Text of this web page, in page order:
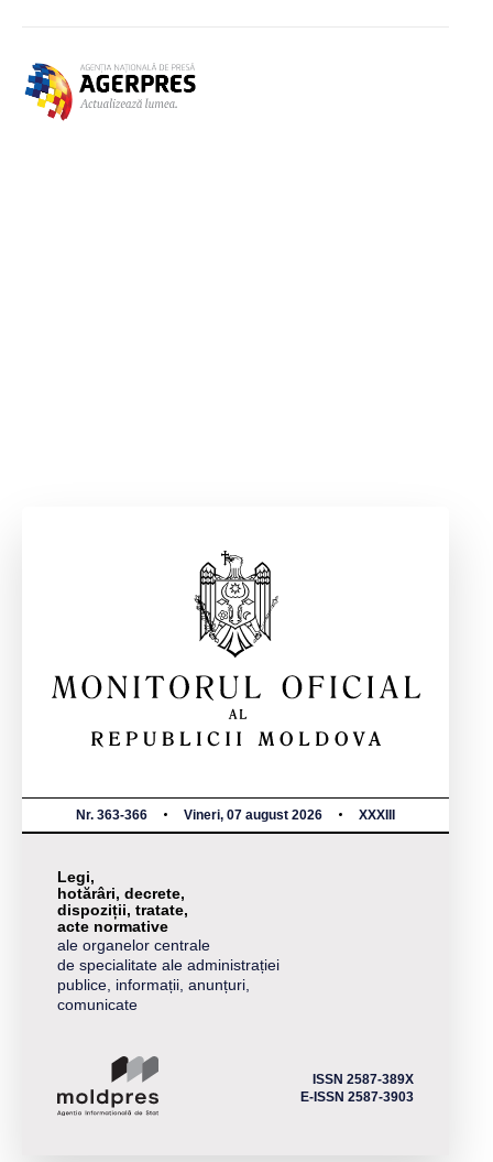
Nr. 363-366 Vineri, 07 august 2026 XXXIII
Legi,
hotărâri, decrete,
dispoziții, tratate,
acte normative
ale organelor centrale
de specialitate ale administrației
publice, informații, anunțuri,
comunicate
ISSN 2587-389X
E-ISSN 2587-3903